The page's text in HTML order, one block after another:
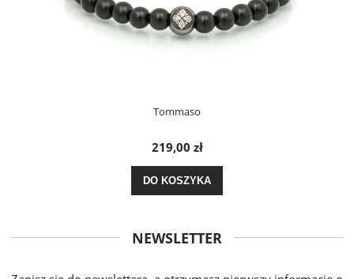
Tommaso
219,00 zł
DO KOSZYKA
NEWSLETTER